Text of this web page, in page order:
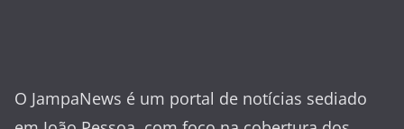
O JampaNews é um portal de notícias sediado